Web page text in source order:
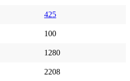
425
100
1280
2208